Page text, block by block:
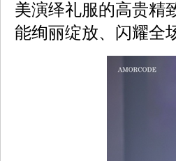
美演绎礼服的高贵精
能绚丽绽放、闪耀全